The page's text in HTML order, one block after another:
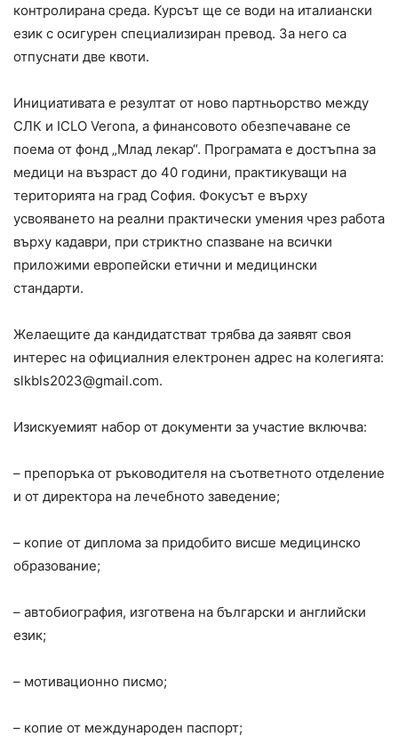
контролирана среда. Курсът ще се води на италиански
език с осигурен специализиран превод. За него са
отпуснати две квоти.
Инициативата е резултат от ново партньорство между
СЛК и ICLO Verona, а финансовото обезпечаване се
поема от фонд „Млад лекар“. Програмата е достъпна за
медици на възраст до 40 години, практикуващи на
територията на град София. Фокусът е върху
усвояването на реални практически умения чрез работа
върху кадаври, при стриктно спазване на всички
приложими европейски етични и медицински
стандарти.
Желаещите да кандидатстват трябва да заявят своя
интерес на официалния електронен адрес на колегията:
slkbls2023@gmail.com.
Изискуемият набор от документи за участие включва:
– препоръка от ръководителя на съответното отделение
и от директора на лечебното заведение;
– копие от диплома за придобито висше медицинско
образование;
– автобиография, изготвена на български и английски
език;
– мотивационно писмо;
– копие от международен паспорт;